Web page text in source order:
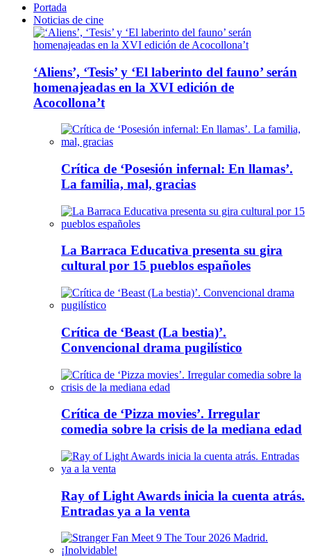
Portada
Noticias de cine
‘Aliens’, ‘Tesis’ y ‘El laberinto del fauno’ serán
homenajeadas en la XVI edición de
Acocollona’t
Crítica de ‘Posesión infernal: En llamas’.
La familia, mal, gracias
La Barraca Educativa presenta su gira
cultural por 15 pueblos españoles
Crítica de ‘Beast (La bestia)’.
Convencional drama pugilístico
Crítica de ‘Pizza movies’. Irregular
comedia sobre la crisis de la mediana edad
Ray of Light Awards inicia la cuenta atrás.
Entradas ya a la venta